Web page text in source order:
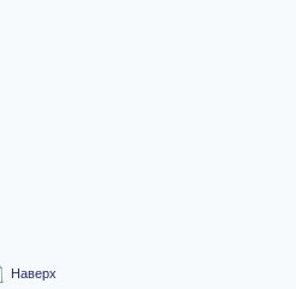
Наверх